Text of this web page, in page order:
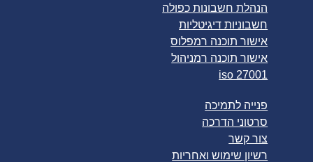
הנהלת חשבונות כפולה
חשבוניות דיגיטליות
אישור תוכנה רמפלוס
אישור תוכנה רמניהול
iso 27001
פנייה לתמיכה
סרטוני הדרכה
צור קשר
רשיון שימוש ואחריות